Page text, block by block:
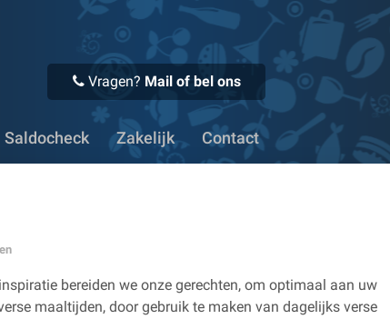
Vragen? Mail of bel ons
Saldocheck Zakelijk Contact
kunnen eenvoudig op factuur bestellen ✔ Meer dan
bereiden we onze gerechten, om optimaal aan uw
maaltijden, door gebruik te maken van dagelijks verse